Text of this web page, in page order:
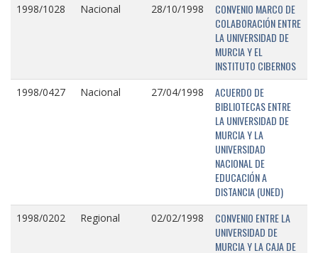
1998/1028 Nacional 28/10/1998
CONVENIO MARCO DE
COLABORACIÓN ENTRE
LA UNIVERSIDAD DE
MURCIA Y EL
INSTITUTO CIBERNOS
1998/0427 Nacional 27/04/1998
ACUERDO DE
BIBLIOTECAS ENTRE
LA UNIVERSIDAD DE
MURCIA Y LA
UNIVERSIDAD
NACIONAL DE
EDUCACIÓN A
DISTANCIA (UNED)
1998/0202 Regional 02/02/1998
CONVENIO ENTRE LA
UNIVERSIDAD DE
MURCIA Y LA CAJA DE